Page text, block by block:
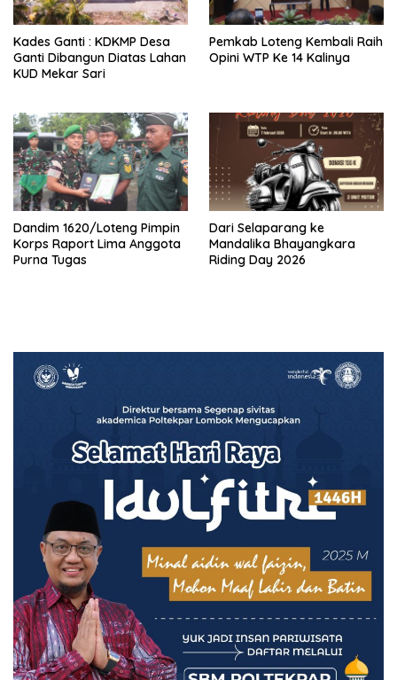
Kades Ganti : KDKMP Desa
Ganti Dibangun Diatas Lahan
KUD Mekar Sari
Pemkab Loteng Kembali Raih
Opini WTP Ke 14 Kalinya
Dandim 1620/Loteng Pimpin
Korps Raport Lima Anggota
Purna Tugas
‎Dari Selaparang ke
Mandalika Bhayangkara
Riding Day 2026